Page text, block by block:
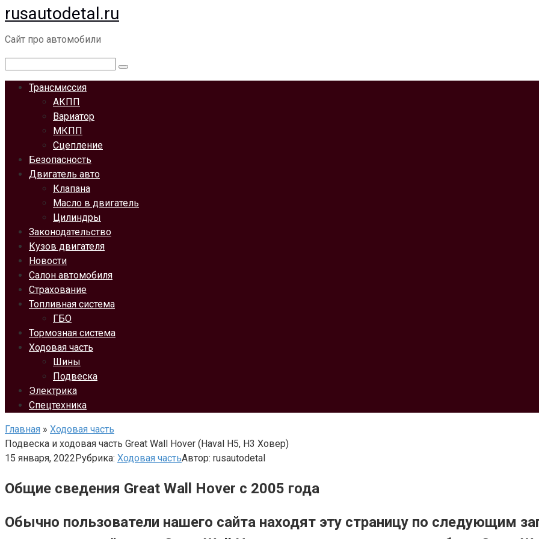
Перейти
к
контенту
rusautodetal.ru
Сайт про автомобили
Трансмиссия
АКПП
Вариатор
МКПП
Сцепление
Безопасность
Двигатель авто
Клапана
Масло в двигатель
Цилиндры
Законодательство
Кузов двигателя
Новости
Салон автомобиля
Страхование
Топливная система
ГБО
Тормозная система
Ходовая часть
Шины
Подвеска
Электрика
Спецтехника
Главная » Ходовая часть
Подвеска и ходовая часть Great Wall Hover (Haval H5, H3 Ховер)
15 января, 2022Рубрика: Ходовая частьАвтор: rusautodetal
Общие сведения Great Wall Hover с 2005 года
Обычно пользователи нашего сайта находят эту страницу по следующим